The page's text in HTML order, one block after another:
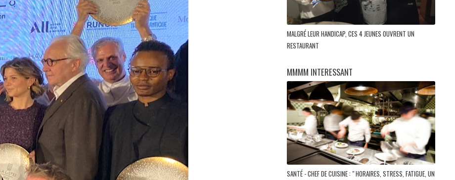
MALGRÉ LEUR HANDICAP, CES 4 JEUNES OUVRENT UN
RESTAURANT
MMMM INTERESSANT
SANTÉ - CHEF DE CUISINE : " HORAIRES, STRESS, FATIGUE, UN